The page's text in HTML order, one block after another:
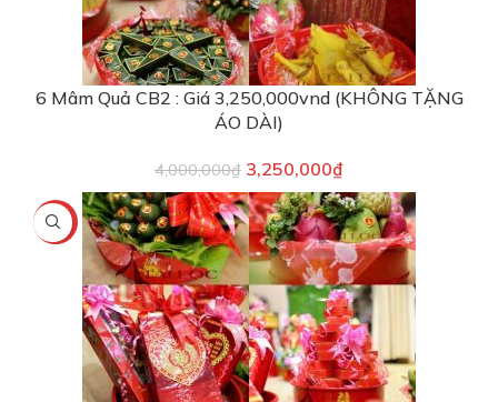
6 Mâm Quả CB2 : Giá 3,250,000vnd (KHÔNG TẶNG
ÁO DÀI)
4,000,000₫ 3,250,000₫
-9%